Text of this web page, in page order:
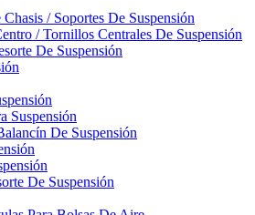
/ Soportes De Suspensión
/ Tornillos Centrales De Suspensión
De Suspensión
Suspensión
De Suspensión
De Suspensión